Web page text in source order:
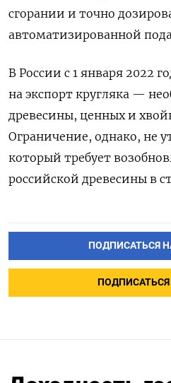
сгорании и точно
автоматизированной
В России с 1 января 2022
на экспорт кругляка —
древесины, ценных и
Ограничение, однако, не
который требует
российской древесины в
ПОДПИСАТЬСЯ
ПОДПИСАТЬСЯ